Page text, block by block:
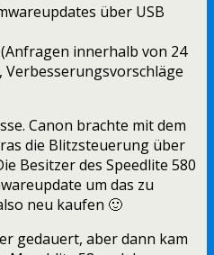
über USB
innerhalb von 24
Canon brachte mit dem
die Blitzsteuerung über
Besitzer des Speedlite 580
um das zu
neu kaufen 🙂
gedauert, aber dann kam